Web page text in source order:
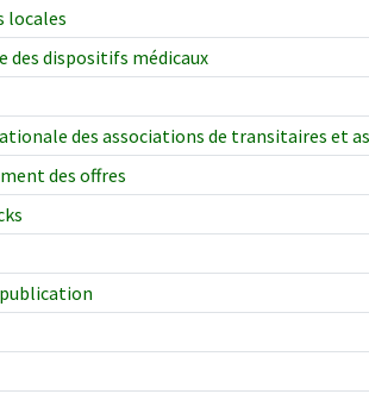
locales
des dispositifs médicaux
des associations de transitaires et
des offres